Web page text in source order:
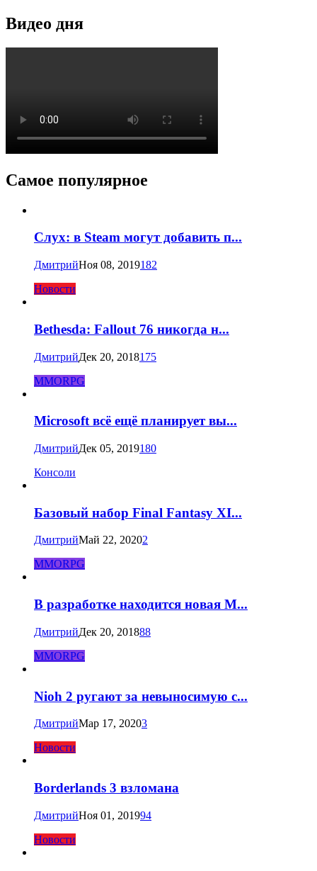
Видео дня
Самое популярное
Слух: в Steam могут добавить п...
ДмитрийНоя 08, 2019182
Новости
Bethesda: Fallout 76 никогда н...
ДмитрийДек 20, 2018175
MMORPG
Microsoft всё ещё планирует вы...
ДмитрийДек 05, 2019180
Консоли
Базовый набор Final Fantasy XI...
ДмитрийМай 22, 20202
MMORPG
В разработке находится новая M...
ДмитрийДек 20, 201888
MMORPG
Nioh 2 ругают за невыносимую с...
ДмитрийМар 17, 20203
Новости
Borderlands 3 взломана
ДмитрийНоя 01, 201994
Новости